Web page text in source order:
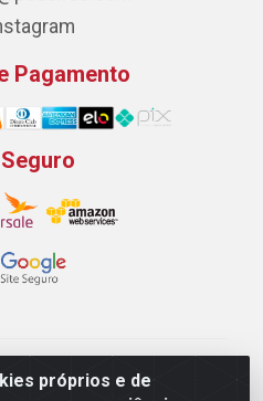
próprios e de
Pagamento
Para Panificação LTDA
Santos Filho, 2425, Gp B1 Bl.